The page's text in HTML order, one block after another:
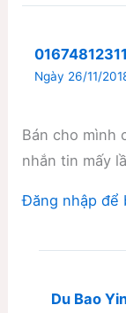
01674812311
Ngày 26/11/
Bán cho mình
nhắn tin mấy
Đăng nhập để
Du Bao